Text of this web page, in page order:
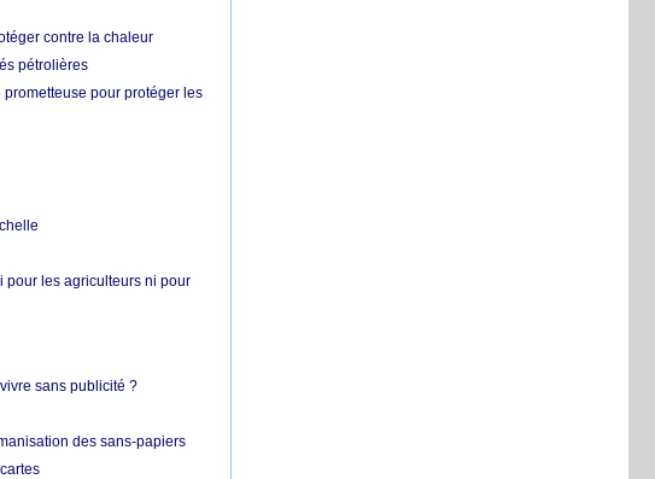
contre la chaleur
pétrolières
pour protéger les
pour les agriculteurs ni pour
sans publicité ?
des sans-papiers